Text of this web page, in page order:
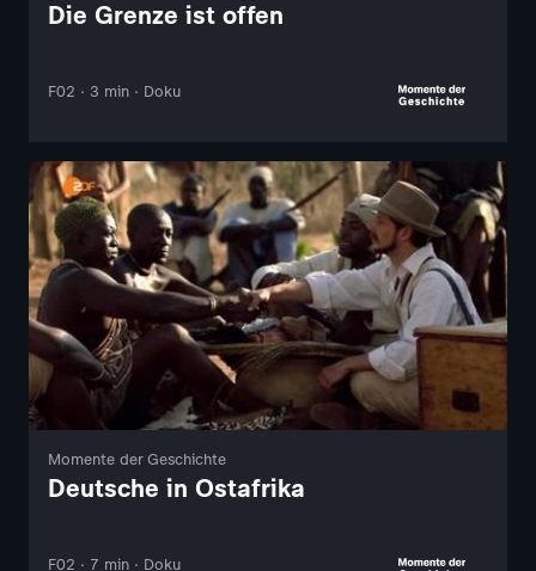
Die Grenze ist offen
F02 · 3 min · Doku
Momente der Geschichte
Deutsche in Ostafrika
F02 · 7 min · Doku